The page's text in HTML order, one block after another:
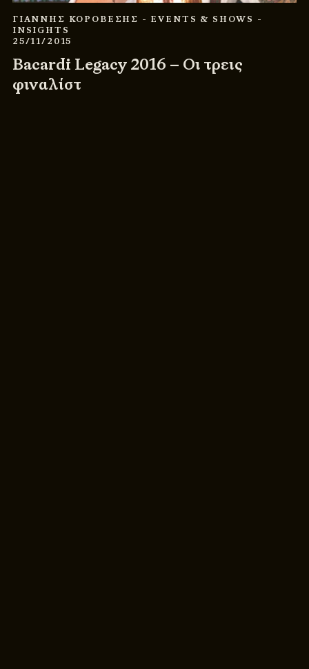
ΓΙΑΝΝΗΣ ΚΟΡΟΒΕΣΗΣ - EVENTS & SHOWS -
INSIGHTS
25/11/2015
Bacardi Legacy 2016 – Οι τρεις
φιναλίστ